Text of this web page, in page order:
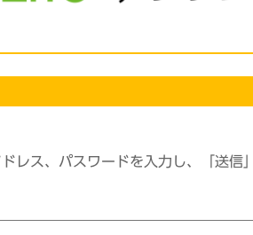
レス、パスワードを入力し、「送信